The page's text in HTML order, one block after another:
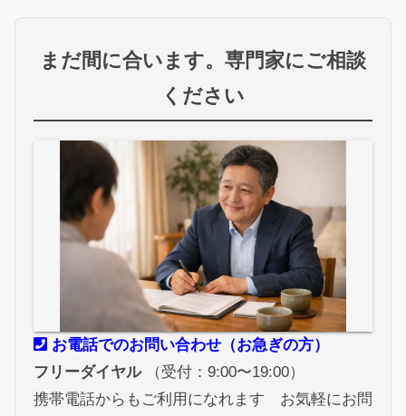
まだ間に合います。専門家にご相談
ください
お電話でのお問い合わせ（お急ぎの方）
フリーダイヤル
（受付：9:00〜19:00）
携帯電話からもご利用になれます お気軽にお問